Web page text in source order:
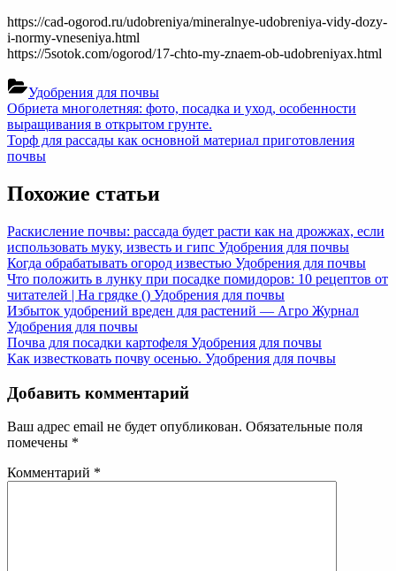
https://cad-ogorod.ru/udobreniya/mineralnye-udobreniya-vidy-dozy-
i-normy-vneseniya.html
https://5sotok.com/ogorod/17-chto-my-znaem-ob-udobreniyax.html
Удобрения для почвы
Навигация
по
записям
Previous
Post:
Обриета многолетняя: фото, посадка и уход, особенности
выращивания в открытом грунте.
Next
Post:
Торф для рассады как основной материал приготовления
почвы
Похожие статьи
Раскисление почвы: рассада будет расти как на дрожжах, если
использовать муку, известь и гипс Удобрения для почвы
Когда обрабатывать огород известью Удобрения для почвы
Что положить в лунку при посадке помидоров: 10 рецептов от
читателей | На грядке () Удобрения для почвы
Избыток удобрений вреден для растений — Агро Журнал
Удобрения для почвы
Почва для посадки картофеля Удобрения для почвы
Как известковать почву осенью. Удобрения для почвы
Добавить комментарий
Ваш адрес email не будет опубликован. Обязательные поля
помечены *
Комментарий *